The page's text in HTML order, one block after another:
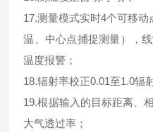
17.测量模式实时4个可移
温、中心点捕捉测量），
温度报警；
18.辐射率校正0.01至1.0辐
19.根据输入的目标距离、
大气透过率；